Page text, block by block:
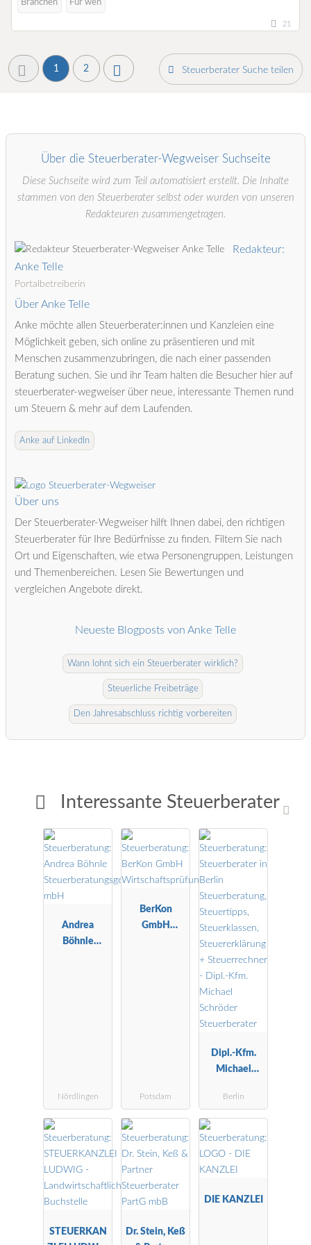
Branchen Für wen
21
1 2 Steuerberater Suche teilen
Interessante Steuerberater
Andrea
Böhnle
Nördlingen
BerKon
GmbH
Potsdam
Dipl.-Kfm.
Michael
Steuerberater
Berlin
STEUERKAN
Dr. Stein, Keß
DIE KANZLEI
Über die Steuerberater-Wegweiser Suchseite
Diese Suchseite wird zum Teil automatisiert erstellt. Die Inhalte
stammen von den Steuerberater selbst oder wurden von unseren
Redakteuren zusammengetragen.
Redakteur:
Anke Telle
Portalbetreiberin
Über Anke Telle
Anke möchte allen Steuerberater:innen und Kanzleien eine
Möglichkeit geben, sich online zu präsentieren und mit
Menschen zusammenzubringen, die nach einer passenden
Beratung suchen. Sie und ihr Team halten die Besucher hier auf
steuerberater-wegweiser über neue, interessante Themen rund
um Steuern & mehr auf dem Laufenden.
Anke auf LinkedIn
Über uns
Der Steuerberater-Wegweiser hilft Ihnen dabei, den richtigen
Steuerberater für Ihre Bedürfnisse zu finden. Filtern Sie nach
Ort und Eigenschaften, wie etwa Personengruppen, Leistungen
und Themenbereichen. Lesen Sie Bewertungen und
vergleichen Angebote direkt.
Neueste Blogposts von Anke Telle
Wann lohnt sich ein Steuerberater wirklich?
Steuerliche Freibeträge
Den Jahresabschluss richtig vorbereiten